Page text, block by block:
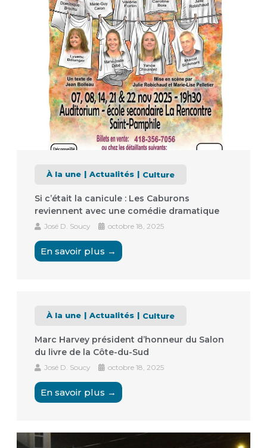
À la une Actualités Culture
Si c’était la canicule : Les Caburons
reviennent avec une comédie dramatique
José D. Soucy octobre 18, 2025
En savoir plus →
À la une Actualités Culture
Marc Harvey président d’honneur du Salon
du livre de la Côte-du-Sud
José D. Soucy octobre 18, 2025
En savoir plus →